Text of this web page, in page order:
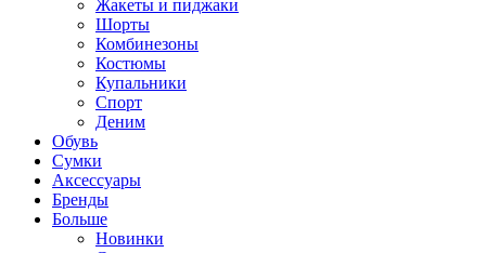
Жакеты и пиджаки
Шорты
Комбинезоны
Костюмы
Купальники
Спорт
Деним
Обувь
Сумки
Аксессуары
Бренды
Больше
Новинки